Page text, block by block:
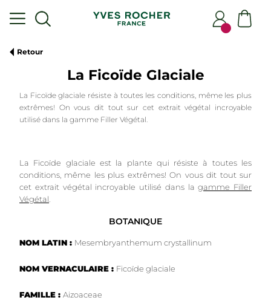
Retour
La Ficoïde Glaciale
La Ficoïde glaciale résiste à toutes les conditions, même les plus
extrêmes! On vous dit tout sur cet extrait végétal incroyable
utilisé dans la gamme Filler Végétal.
La Ficoïde glaciale est la plante qui résiste à toutes les
conditions, même les plus extrêmes! On vous dit tout sur
cet extrait végétal incroyable utilisé dans lagamme Filler
Végétal
BOTANIQUE
NOM LATIN : Mesembryanthemum crystallinum
NOM VERNACULAIRE : Ficoïde glaciale
FAMILLE : Aizoaceae